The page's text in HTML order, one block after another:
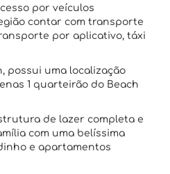
por veículos
contar com transporte
por aplicativo, táxi
possui uma localização
1 quarteirão do Beach
de lazer completa e
com uma belíssima
e apartamentos